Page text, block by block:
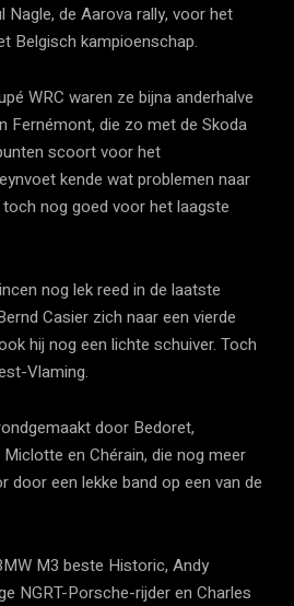
de Aarova rally, voor het
Belgisch kampioenschap.
WRC waren ze bijna anderhalve
Fernémont, die zo met de Skoda
scoort voor het
kende wat problemen naar
nog goed voor het laagste
nog lek reed in de laatste
Casier zich naar een vierde
hij nog een lichte schuiver. Toch
Vlaming.
door Bedoret,
en Chérain, die nog meer
door een lekke band op een van de
M3 beste Historic, Andy
NGRT-Porsche-rijder en Charles